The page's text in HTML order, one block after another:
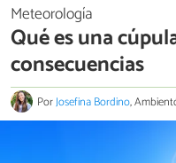
Meteorología
Qué es una
consecuencias
PorJosefina Bordino,